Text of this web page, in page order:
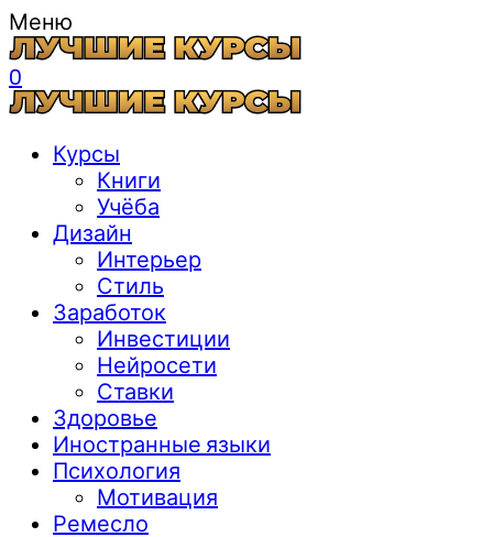
Меню
0
Курсы
Книги
Учёба
Дизайн
Интерьер
Стиль
Заработок
Инвестиции
Нейросети
Ставки
Здоровье
Иностранные языки
Психология
Мотивация
Ремесло